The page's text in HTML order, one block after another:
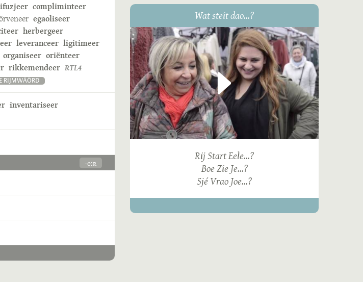
compliminteer
egaoliseer
herbergeer
leveranceer ligitimeer
organiseer oriënteer
rikkemendeer RTL4
RIJMWÄÖRD
inventariseer
-eːʀ
Wat steit dao...?
Rij Start Eele...?
Boe Zie Je...?
Sjé Vrao Joe...?